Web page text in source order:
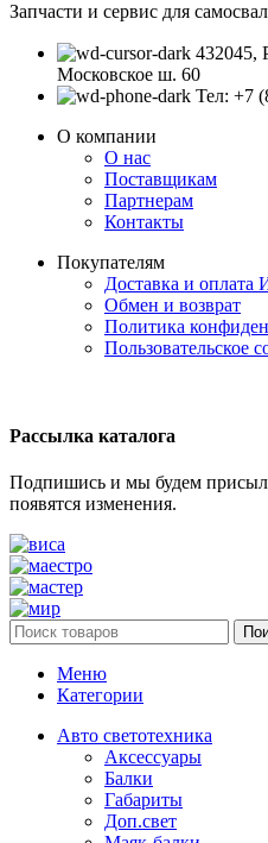
Запчасти и сервис для
432045,
Московское ш. 60
Тел: +7
О компании
О нас
Поставщикам
Партнерам
Контакты
Покупателям
Доставка и оплата
Обмен и возврат
Политика
Пользовательское
Рассылка каталога
Подпишись и мы будем
появятся изменения.
Меню
Категории
Авто светотехника
Аксессуары
Балки
Габариты
Доп.свет